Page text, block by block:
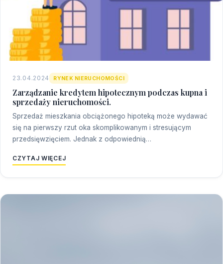
23.04.2024 RYNEK NIERUCHOMOŚCI
Zarządzanie kredytem hipotecznym podczas kupna i
sprzedaży nieruchomości.
Sprzedaż mieszkania obciążonego hipoteką może wydawać
się na pierwszy rzut oka skomplikowanym i stresującym
przedsięwzięciem. Jednak z odpowiednią…
CZYTAJ WIĘCEJ